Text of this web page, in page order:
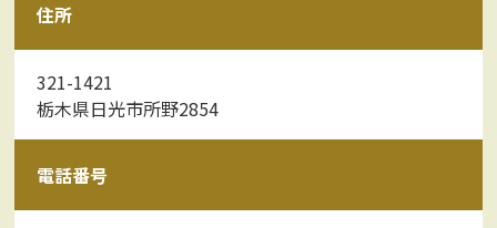
住所
321-1421
栃木県日光市所野2854
電話番号